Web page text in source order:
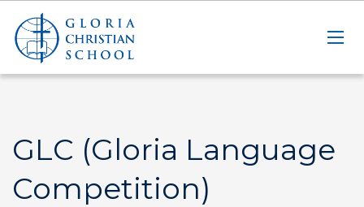
GLC (Gloria Language
Competition)